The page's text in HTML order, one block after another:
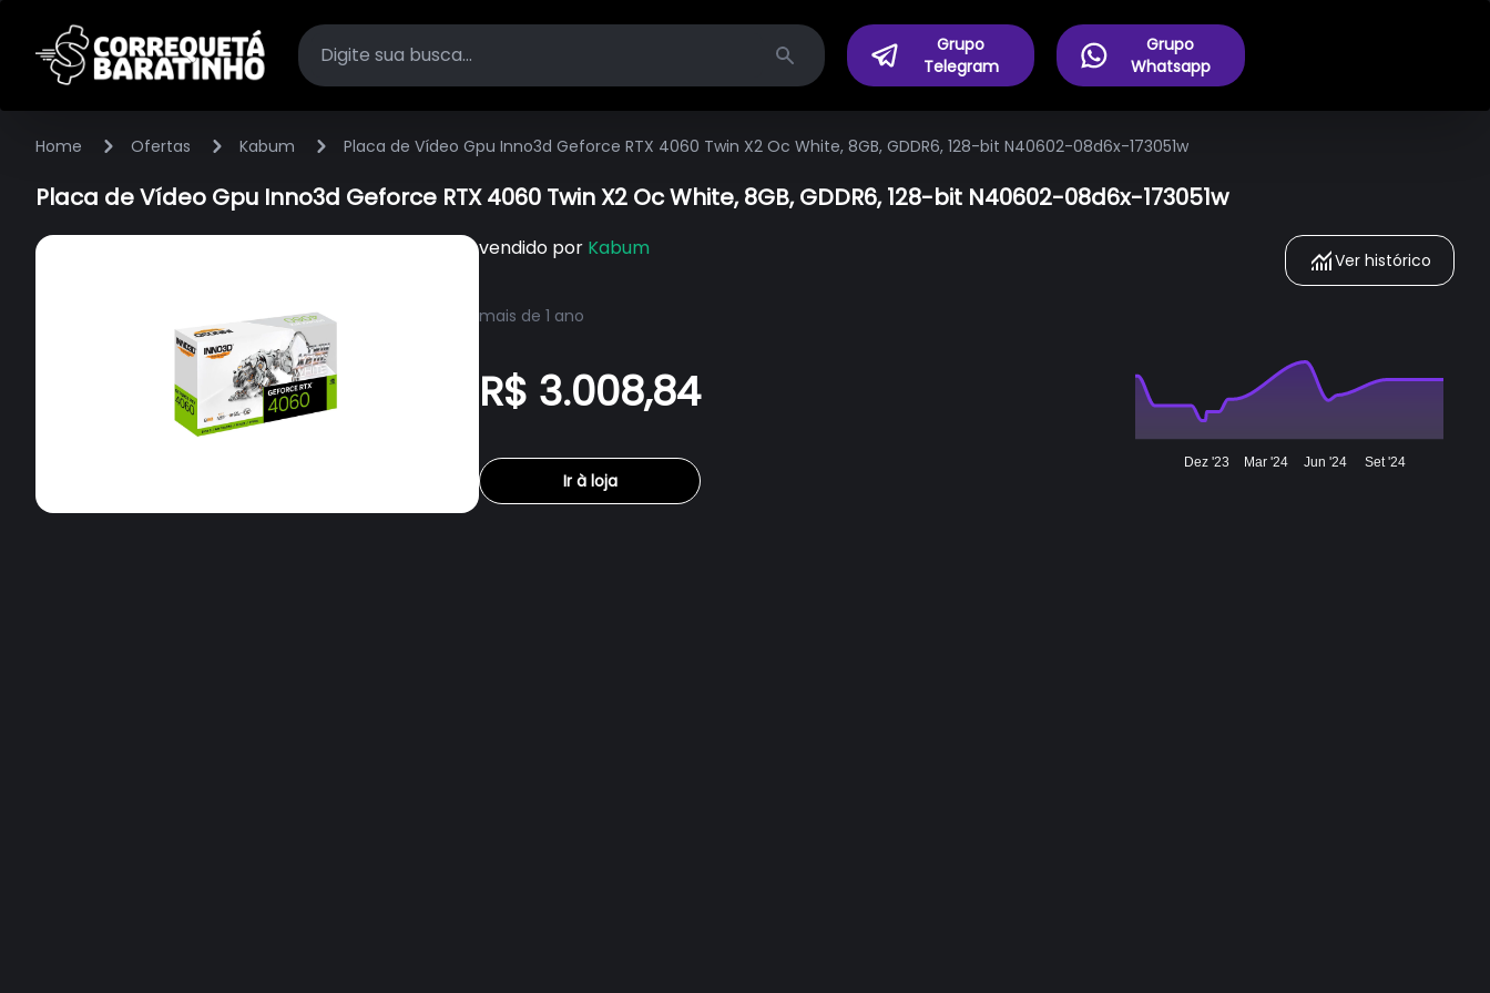
Search
Grupo
Telegram
Grupo
Whatsapp
Home Ofertas Kabum Placa de Vídeo Gpu Inno3d Geforce RTX 4060 Twin X2 Oc White, 8GB, GDDR6, 128-bit N40602-08d6x-173051w
Placa de Vídeo Gpu Inno3d Geforce RTX 4060 Twin X2 Oc White, 8GB, GDDR6, 128-bit N40602-08d6x-173051w
vendido por Kabum
mais de 1 ano
R$ 3.008,84
Ir à loja
Ver histórico
Dez '23 Mar '24 Jun '24 Set '24